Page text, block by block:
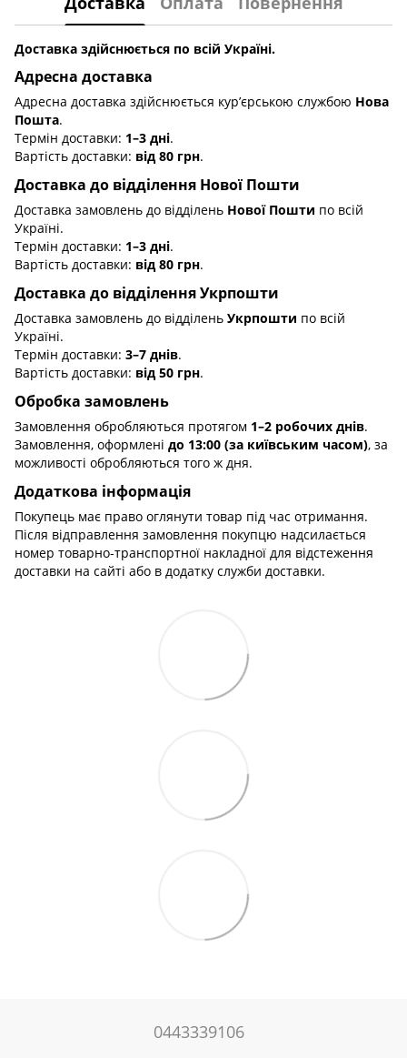
Доставка здійснюється по всій Україні.
Адресна доставка
Адресна доставка здійснюється кур’єрською службою Нова
Пошта.
Термін доставки: 1–3 дні.
Вартість доставки: від 80 грн.
Доставка до відділення Нової Пошти
Доставка замовлень до відділень Нової Пошти по всій
Україні.
Термін доставки: 1–3 дні.
Вартість доставки: від 80 грн.
Доставка до відділення Укрпошти
Доставка замовлень до відділень Укрпошти по всій
Україні.
Термін доставки: 3–7 днів.
Вартість доставки: від 50 грн.
Обробка замовлень
Замовлення обробляються протягом 1–2 робочих днів.
Замовлення, оформлені до 13:00 (за київським часом), за
можливості обробляються того ж дня.
Додаткова інформація
Покупець має право оглянути товар під час отримання.
Після відправлення замовлення покупцю надсилається
номер товарно-транспортної накладної для відстеження
доставки на сайті або в додатку служби доставки.
0443339106